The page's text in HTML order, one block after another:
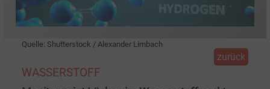
Quelle: Shutterstock / Alexander Limbach
zurück
WASSERSTOFF